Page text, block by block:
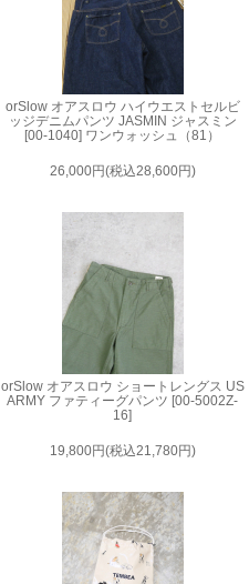
orSlow オアスロウ ハイウエストセルビ
ッジデニムパンツ JASMIN ジャスミン
[00-1040] ワンウォッシュ（81）
26,000円(税込28,600円)
orSlow オアスロウ ショートレングス US
ARMY ファティーグパンツ [00-5002Z-
16]
19,800円(税込21,780円)